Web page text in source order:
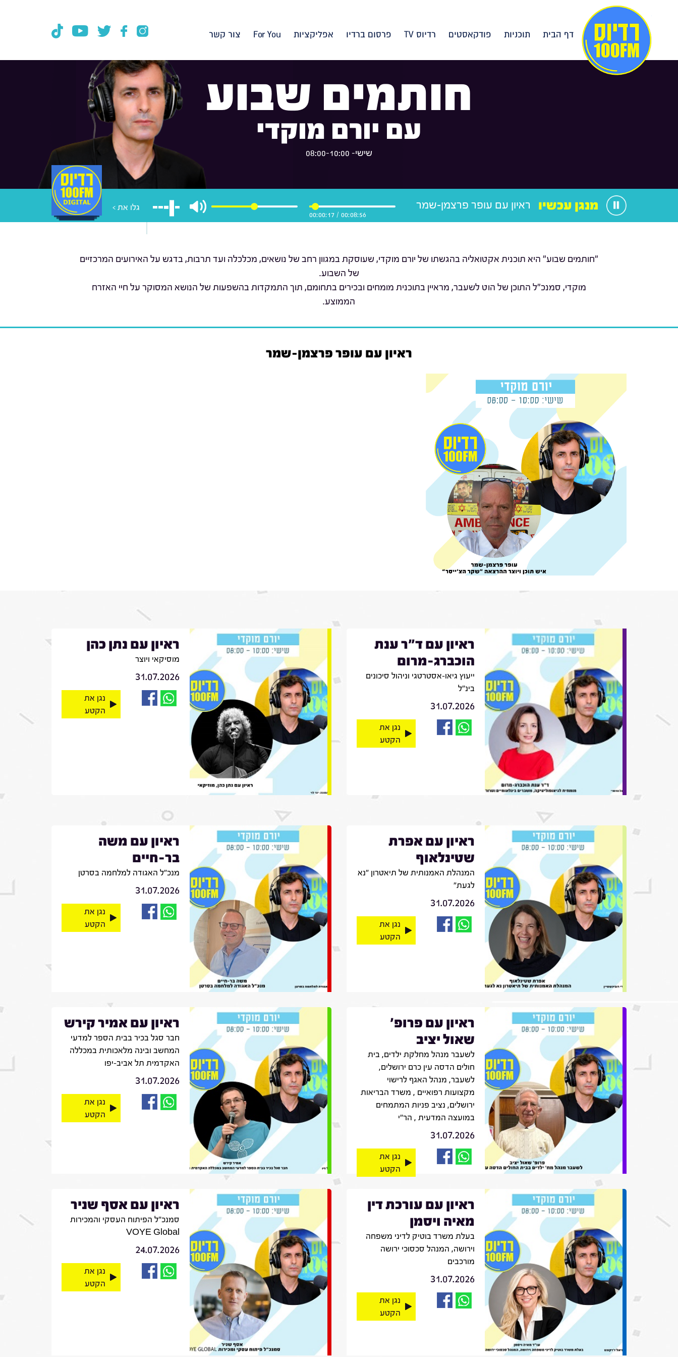
דף הבית תוכניות פודקאסטים רדיוס TV פרסום ברדיו אפליקציות For You צור קשר
חותמים שבוע
עם יורם מוקדי
שישי- 08:00-10:00
גלו את >
00:08:56
/
00:00:17
מנגן עכשיו ראיון עם עופר פרצמן-שמר
"חותמים שבוע" היא תוכנית אקטואליה בהגשתו של יורם מוקדי, שעוסקת במגוון רחב של נושאים, מכלכלה ועד תרבות, בדגש על האירועים המרכזיים
של השבוע.
מוקדי, סמנכ"ל התוכן של הוט לשעבר, מראיין בתוכנית מומחים ובכירים בתחומם, תוך התמקדות בהשפעות של הנושא המסוקר על חיי האזרח
הממוצע.
ראיון עם עופר פרצמן-שמר
ראיון עם ד"ר ענת
הוכברג-מרום
ייעוץ גיאו-אסטרטגי וניהול סיכונים
בינ"ל
31.07.2026
נגן את
הקטע
ראיון עם נתן כהן
מוסיקאי ויוצר
31.07.2026
נגן את
הקטע
ראיון עם אפרת
שטינלאוף
המנהלת האמנותית של תיאטרון "נא
לגעת"
31.07.2026
נגן את
הקטע
ראיון עם משה
בר-חיים
מנכ"ל האגודה למלחמה בסרטן
31.07.2026
נגן את
הקטע
ראיון עם פרופ'
שאול יציב
לשעבר מנהל מחלקת ילדים, בית
חולים הדסה עין כרם ירושלים,
לשעבר, מנהל האגף לרישוי
מקצועות רפואיים , משרד הבריאות
ירושלים, נציב פניות המתמחים
במועצה המדעית , הר״י
31.07.2026
נגן את
הקטע
ראיון עם אמיר קירש
חבר סגל בכיר בבית הספר למדעי
המחשב ובינה מלאכותית במכללה
האקדמית תל אביב-יפו
31.07.2026
נגן את
הקטע
ראיון עם עורכת דין
מאיה ויסמן
בעלת משרד בוטיק לדיני משפחה
וירושה, המנהל סכסוכי ירושה
מורכבים
31.07.2026
נגן את
הקטע
ראיון עם אסף שניר
סמנכ"ל הפיתוח העסקי והמכירות
VOYE Global
24.07.2026
נגן את
הקטע